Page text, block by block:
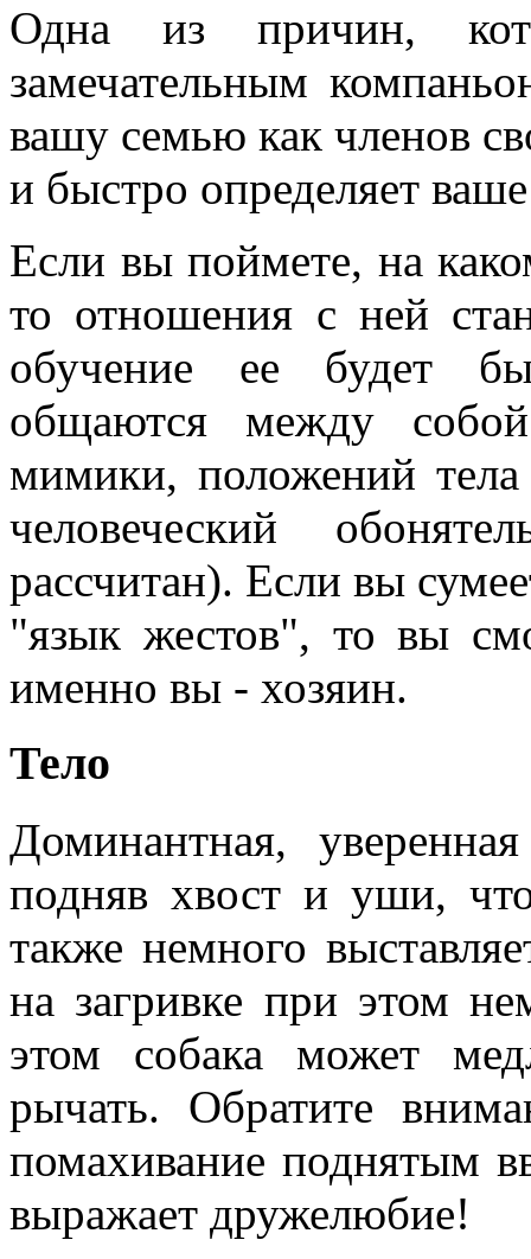
Одна из причин,
замечательным
вашу семью как членов
и быстро определяет
Если вы поймете, на
то отношения с ней
обучение ее будет
общаются между
мимики, положений
человеческий
рассчитан). Если вы
"язык жестов", то вы
именно вы - хозяин.
Тело
Доминантная,
подняв хвост и уши,
также немного
на загривке при этом
этом собака может
рычать. Обратите
помахивание поднятым
выражает дружелюбие!